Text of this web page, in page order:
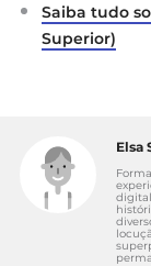
Saiba tudo
Superior)
Elsa